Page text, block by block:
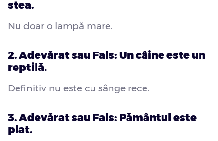
stea.
Nu doar o lampă mare.
2. Adevărat sau Fals: Un câine este un
reptilă.
Definitiv nu este cu sânge rece.
3. Adevărat sau Fals: Pământul este
plat.